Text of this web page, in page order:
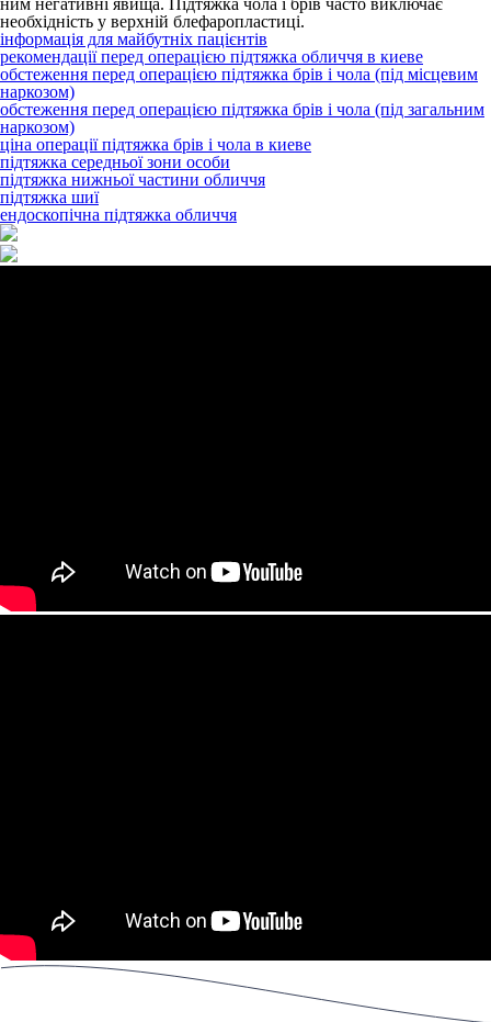
ним негативні явища. Підтяжка чола і брів часто виключає
необхідність у верхній блефаропластиці.
інформація для майбутніх пацієнтів
рекомендації перед операцією підтяжка обличчя в киеве
обстеження перед операцією підтяжка брів і чола (під місцевим
наркозом)
обстеження перед операцією підтяжка брів і чола (під загальним
наркозом)
ціна операції підтяжка брів і чола в киеве
підтяжка середньої зони особи
підтяжка нижньої частини обличчя
підтяжка шиї
ендоскопічна підтяжка обличчя